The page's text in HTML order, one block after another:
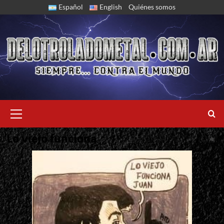
Español English Quiénes somos
Menu
Lo viejo funciona